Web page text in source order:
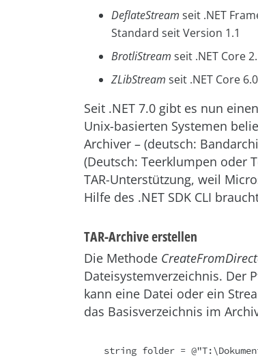
DeflateStream seit .NET
Standard seit Version 1.1
BrotliStream seit .NET Core
ZLibStream seit .NET Core 6.0
Seit .NET 7.0 gibt es nun
Unix-basierten Systemen
Archiver – (deutsch:
(Deutsch: Teerklumpen oder
TAR-Unterstützung, weil
Hilfe des .NET SDK CLI
TAR-Archive erstellen
Die Methode
Dateisystemverzeichnis. Der
kann eine Datei oder ein
das Basisverzeichnis im
string folder =